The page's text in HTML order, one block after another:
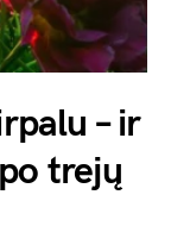
– ir
trejų